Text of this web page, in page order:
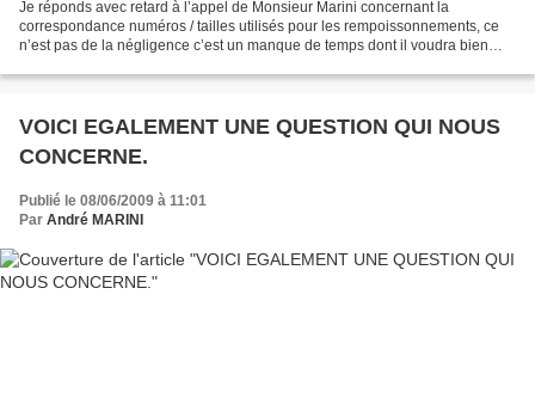
Je réponds avec retard à l’appel de Monsieur Marini concernant la
correspondance numéros / tailles utilisés pour les rempoissonnements, ce
n’est pas de la négligence c’est un manque de temps dont il voudra bien
VOICI EGALEMENT UNE QUESTION QUI NOUS
CONCERNE.
Publié le 08/06/2009 à 11:01
Par André MARINI